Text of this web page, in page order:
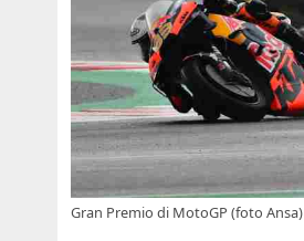
Gran Premio di MotoGP (foto Ansa)